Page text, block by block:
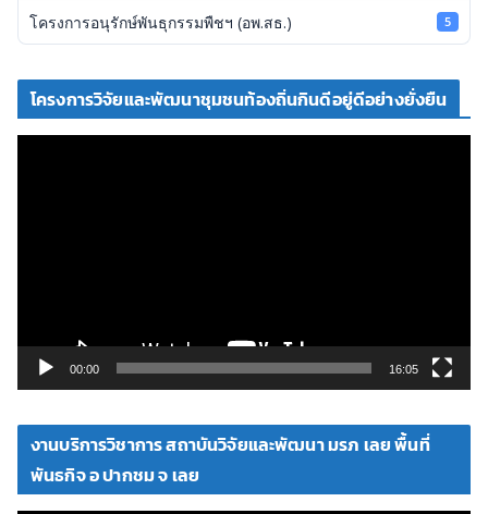
โครงการอนุรักษ์พันธุกรรมพืชฯ (อพ.สธ.) 5
โครงการวิจัยและพัฒนาชุมชนท้องถิ่นกินดีอยู่ดีอย่างยั่งยืน
ดี
โ
00:00 16:05
งานบริการวิชาการ สถาบันวิจัยและพัฒนา มรภ เลย พื้นที่
พันธกิจ อ ปากชม จ เลย